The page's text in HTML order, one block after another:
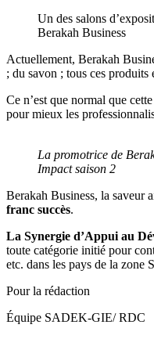
Un des salons
Berakah Business
Actuellement, Berakah
; du savon ; tous ces produits
Ce n’est que normal que
pour mieux les
La promotrice de
Impact saison 2
Berakah Business, la saveur
franc succès.
La Synergie d’Appui au
toute catégorie initié pour
etc. dans les pays de la zone
Pour la rédaction
Équipe SADEK-GIE/ RDC